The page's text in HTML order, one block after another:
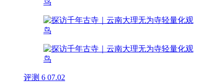
评测 6 07.02